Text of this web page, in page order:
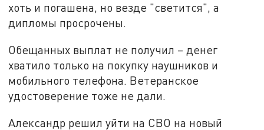
хоть и погашена, но везде "светится", а
дипломы просрочены.
Обещанных выплат не получил – денег
хватило только на покупку наушников и
мобильного телефона. Ветеранское
удостоверение тоже не дали.
Александр решил уйти на СВО на новый